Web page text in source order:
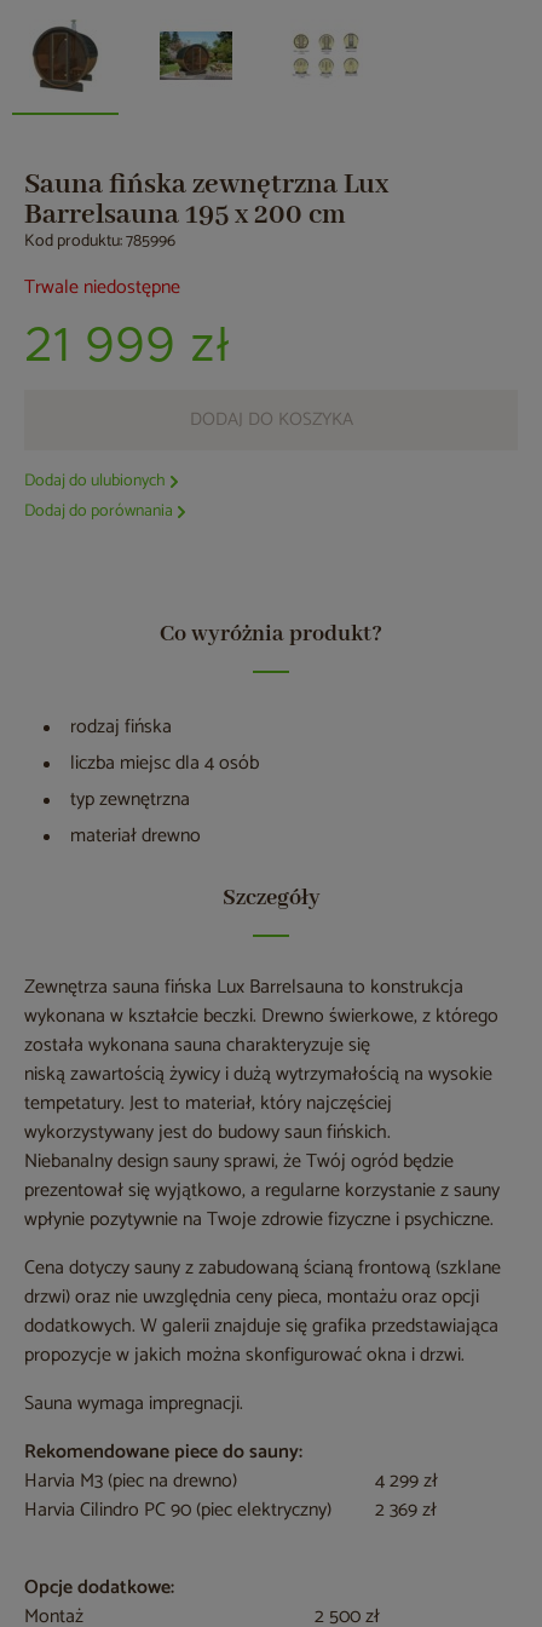
Sauna fińska zewnętrzna Lux
Barrelsauna 195 x 200 cm
Kod produktu: 785996
Trwale niedostępne
21 999 zł
DODAJ DO KOSZYKA
Dodaj do ulubionych
Dodaj do porównania
Co wyróżnia produkt?
rodzaj fińska
liczba miejsc dla 4 osób
typ zewnętrzna
materiał drewno
Szczegóły
Zewnętrza sauna fińska Lux Barrelsauna to konstrukcja
wykonana w kształcie beczki. Drewno świerkowe, z którego
została wykonana sauna charakteryzuje się
niską zawartością żywicy i dużą wytrzymałością na wysokie
tempetatury. Jest to materiał, który najczęściej
wykorzystywany jest do budowy saun fińskich.
Niebanalny design sauny sprawi, że Twój ogród będzie
prezentował się wyjątkowo, a regularne korzystanie z sauny
wpłynie pozytywnie na Twoje zdrowie fizyczne i psychiczne.
Cena dotyczy sauny z zabudowaną ścianą frontową (szklane
drzwi) oraz nie uwzględnia ceny pieca, montażu oraz opcji
dodatkowych. W galerii znajduje się grafika przedstawiająca
propozycje w jakich można skonfigurować okna i drzwi.
Sauna wymaga impregnacji.
Rekomendowane piece do sauny:
Harvia M3 (piec na drewno)
4 299 zł
Harvia Cilindro PC 90 (piec elektryczny)
2 369 zł
Opcje dodatkowe:
Montaż
2 500 zł